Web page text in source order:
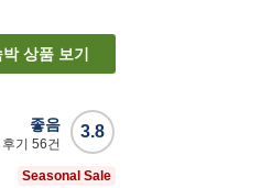
상품 보기
3.8
좋음
기 56건
Seasonal Sale